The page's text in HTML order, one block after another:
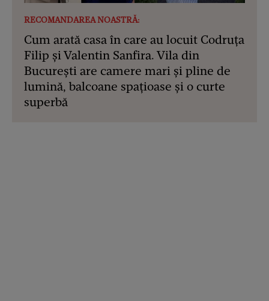
RECOMANDAREA NOASTRĂ:
Cum arată casa în care au locuit Codruța
Filip și Valentin Sanfira. Vila din
București are camere mari și pline de
lumină, balcoane spațioase și o curte
superbă